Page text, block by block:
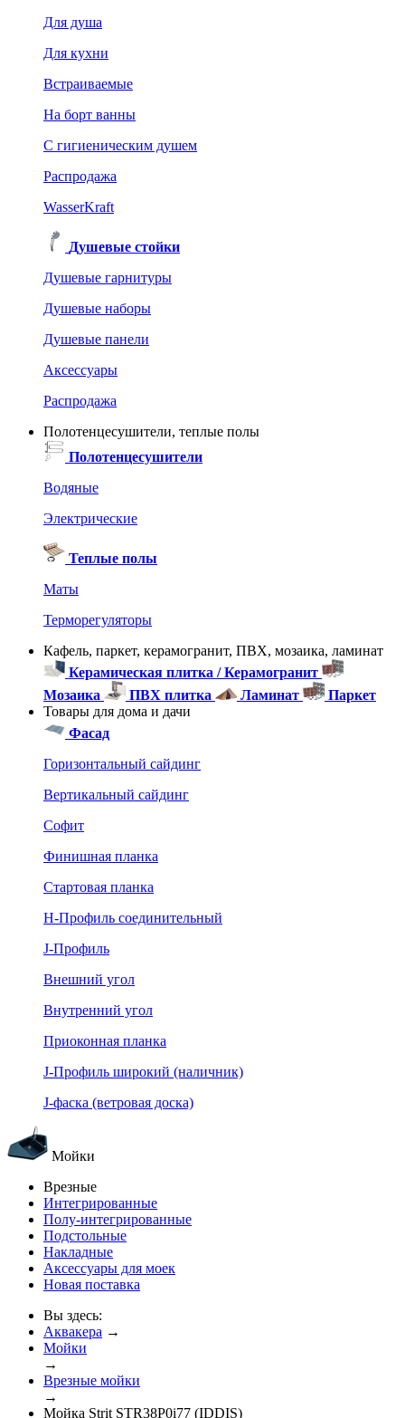
Для душа
Для кухни
Встраиваемые
На борт ванны
C гигиеническим душем
Распродажа
WasserKraft
Душевые стойки
Душевые гарнитуры
Душевые наборы
Душевые панели
Аксессуары
Распродажа
Полотенцесушители, теплые полы
Полотенцесушители
Водяные
Электрические
Теплые полы
Маты
Терморегуляторы
Кафель, паркет, керамогранит, ПВХ, мозаика, ламинат
Керамическая плитка / Керамогранит
Мозаика
ПВХ плитка Ламинат
Паркет
Товары для дома и дачи
Фасад
Горизонтальный сайдинг
Вертикальный сайдинг
Софит
Финишная планка
Стартовая планка
Н-Профиль соединительный
J-Профиль
Внешний угол
Внутренний угол
Приоконная планка
J-Профиль широкий (наличник)
J-фаска (ветровая доска)
Мойки
Врезные
Интегрированные
Полу-интегрированные
Подстольные
Накладные
Аксессуары для моек
Новая поставка
Вы здесь:
Аквакера →
Мойки
→
Врезные мойки
→
Мойка Strit STR38P0i77 (IDDIS)